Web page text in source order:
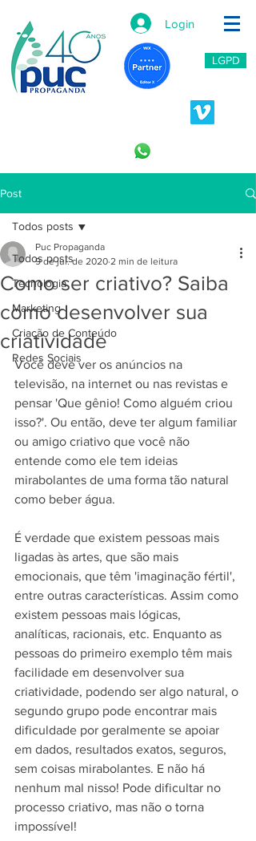
Login
LGPD
Post
Todos posts
Tecnologia
Marketing
Criação de Conteúdo
Redes Sociais
Todos posts
Como ser criativo? Saiba
como desenvolver sua
criatividade
Puc Propaganda
9 de jul. de 2020 2 min de leitura
Você deve ver os anúncios na
televisão, na internet ou nas revistas e
pensar 'Que gênio! Como alguém criou
isso?'. Ou então, deve ter algum familiar
ou amigo criativo que você não
entende como ele tem ideias
mirabolantes de uma forma tão natural
como beber água.
É verdade que existem pessoas mais
ligadas às artes, que são mais
emocionais, que têm 'imaginação fértil',
entre outras características. Assim como
existem pessoas mais lógicas,
analíticas, racionais, etc. Enquanto as
pessoas do primeiro exemplo têm mais
facilidade em desenvolver sua
criatividade, podendo ser algo natural, o
segundo grupo pode encontrar mais
dificuldade por geralmente se apoiar
em dados, resultados exatos, seguros,
sem coisas mirabolantes. E não há
nenhum mal nisso! Pode dificultar no
processo criativo, mas não o torna
impossível!